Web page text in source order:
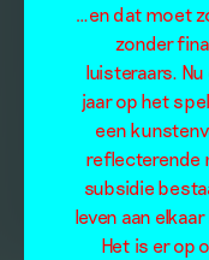
…en dat moet
zonder
luisteraars.
jaar op het
een
reflecterende
subsidie
leven aan
Het is er op